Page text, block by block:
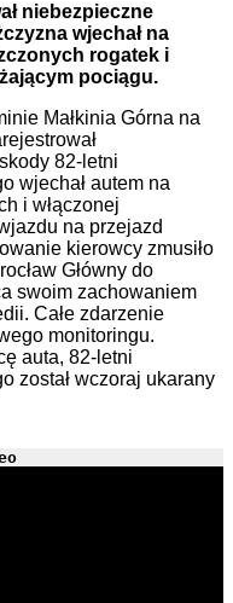
niebezpieczne
wjechał na
rogatek i
pociągu.
Małkinia Górna na
82-letni
wjechał autem na
i włączonej
na przejazd
kierowcy zmusiło
Główny do
swoim zachowaniem
Całe zdarzenie
monitoringu.
auta, 82-letni
został wczoraj ukarany